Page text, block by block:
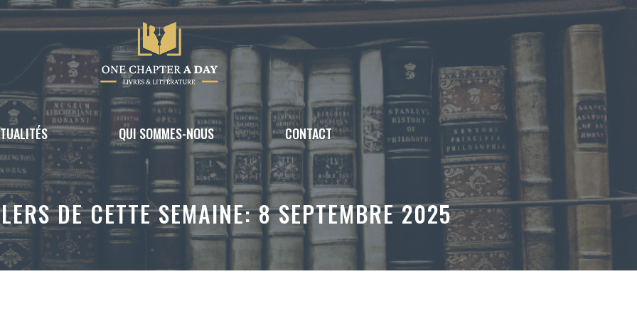
QUI SOMMES-NOUS CONTACT
DE CETTE SEMAINE: 8 SEPTEMBRE 2025